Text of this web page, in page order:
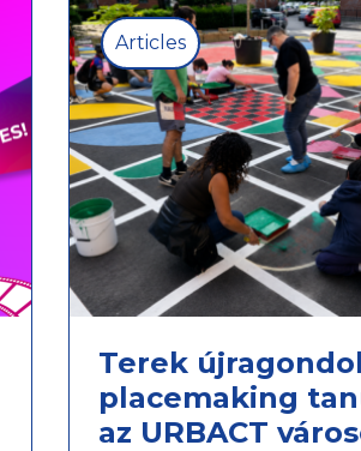
Articles
Terek
placemaking
az URBACT